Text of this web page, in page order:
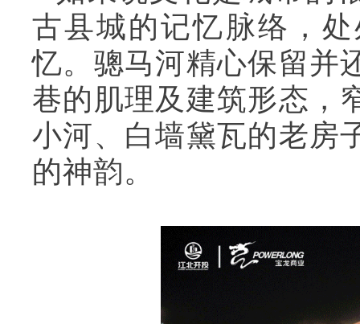
古县城的记忆脉络，
忆。骢马河精心保留并
巷的肌理及建筑形态，
小河、白墙黛瓦的老房
的神韵。